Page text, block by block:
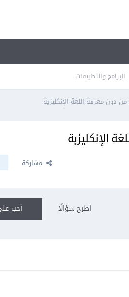
البرامج والتطبيقات
دون معرفة اللغة الإنكليزية
الإنكليزية
مشاركة
أجب اطرح سؤالًا